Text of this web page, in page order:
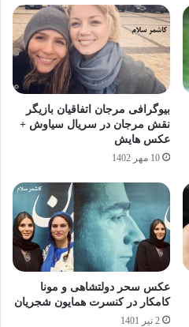
بیوگرافی مرجان اتفاقیان بازیگر
نقش مرجان در سریال سیاوش +
عکس هایش
10 مهر 1402
عکس سحر دولتشاهی و مونا
کامکار در کنسرت همایون شجریان
2 تیر 1401